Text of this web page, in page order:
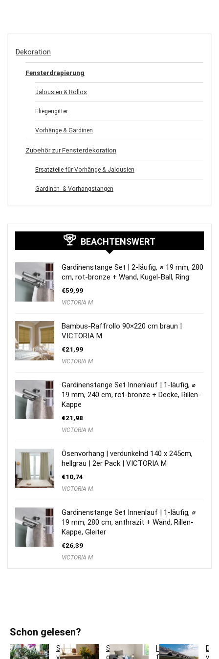
Dekoration
Fensterdrapierung
Jalousien & Rollos
Fliegengitter
Vorhänge & Gardinen
Zubehör zur Fensterdekoration
Ersatzteile für Vorhänge & Jalousien
Gardinen- & Vorhangstangen
BEACHTENSWERT
Gardinenstange Set | 2-läufig, ⌀ 19 mm, 280
cm, rot-bronze + Wand, Kugel-Ball, Ring
€59,99
VICTORIA M
Bambus-Raffrollo 90×220 cm braun |
VICTORIA M
€21,99
VICTORIA M
Gardinenstange Set Innenlauf | 1-läufig, ⌀
19 mm, 240 cm, rot-bronze + Decke, Rillen-
Kappe
€21,98
VICTORIA M
Ösenvorhang | verdunkelnd 140 x 245cm,
hellgrau | 2er Pack | VICTORIA M
€10,74
VICTORIA M
Gardinenstange Set Innenlauf | 1-läufig, ⌀
19 mm, 280 cm, anthrazit + Wand, Rillen-
Kappe, Gleiter
€26,39
VICTORIA M
Schon gelesen?
So
verwandeln
So
gestaltest
Hotelbettwäsche
für